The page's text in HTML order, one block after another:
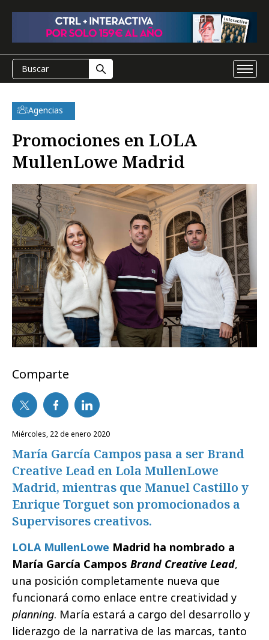
Agencias
Promociones en LOLA
MullenLowe Madrid
Comparte
miércoles, 22 de enero 2020
María García Campos pasa a ser Brand
Creative Lead en Lola MullenLowe
Madrid, mientras que Manuel Castillo y
Enrique Torguet son promocionados a
Supervisores creativos.
LOLA MullenLowe Madrid ha nombrado a
María García Campos Brand Creative Lead,
una posición completamente nueva que
funcionará como enlace entre creatividad y
planning. María estará a cargo del desarrollo y
liderazgo de la narrativa de las marcas, tanto